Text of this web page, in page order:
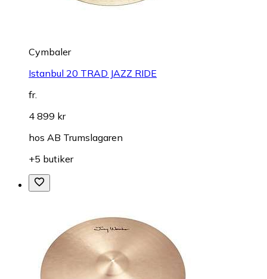
Cymbaler
Istanbul 20 TRAD JAZZ RIDE
fr.
4 899 kr
hos AB Trumslagaren
+5 butiker